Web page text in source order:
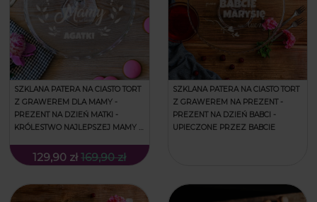
SZKLANA PATERA NA CIASTO TORT
Z GRAWEREM DLA MAMY -
PREZENT NA DZIEŃ MATKI -
KRÓLESTWO NAJLEPSZEJ MAMY -
129,90 zł 169,90 zł
SZKLANA PATERA NA CIASTO TORT
Z GRAWEREM NA PREZENT -
PREZENT NA DZIEŃ BABCI -
UPIECZONE PRZEZ BABCIE